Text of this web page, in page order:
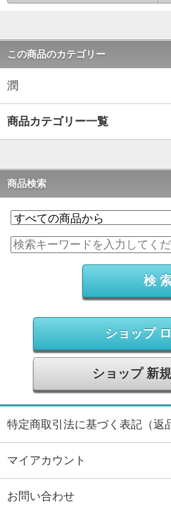
この商品のカテゴリー
潤
商品カテゴリー一覧
商品検索
ショップ
ショップ 新
特定商取引法に基づく表記（返
マイアカウント
お問い合わせ